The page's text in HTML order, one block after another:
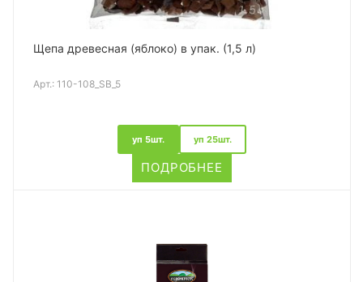
Щепа древесная (яблоко) в упак. (1,5 л)
Арт.: 110-108_SB_5
уп 5шт. уп 25шт.
ПОДРОБНЕЕ